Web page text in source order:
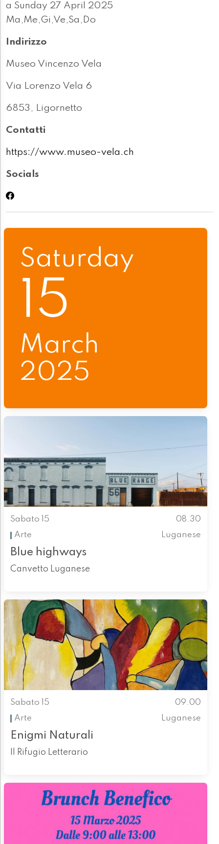
a Sunday 27 April 2025
Ma,Me,Gi,Ve,Sa,Do
Indirizzo
Museo Vincenzo Vela
Via Lorenzo Vela 6
6853, Ligornetto
Contatti
https://www.museo-vela.ch
Socials
Saturday
15
March
2025
Sabato 15
08.30
Arte
Luganese
Blue highways
Canvetto Luganese
Sabato 15
09.00
Arte
Luganese
Enigmi Naturali
Il Rifugio Letterario